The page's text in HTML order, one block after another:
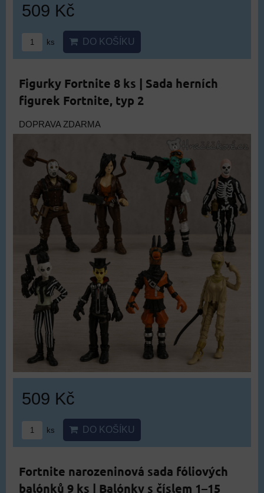
509 Kč
ks DO KOŠÍKU
Figurky Fortnite 8 ks | Sada herních
figurek Fortnite, typ 2
DOPRAVA ZDARMA
509 Kč
ks DO KOŠÍKU
Fortnite narozeninová sada fóliových
balónků 9 ks | Balónky s číslem 1–15